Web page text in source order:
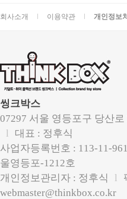
회사소개 이용약관 개인정보
씽크박스
07297 서울 영등포구 당산
l
대표 : 정후식
사업자등록번호 : 113-11-
울영등포-1212호
개인정보관리자 : 정후식 l
webmaster@thinkbox.co.kr